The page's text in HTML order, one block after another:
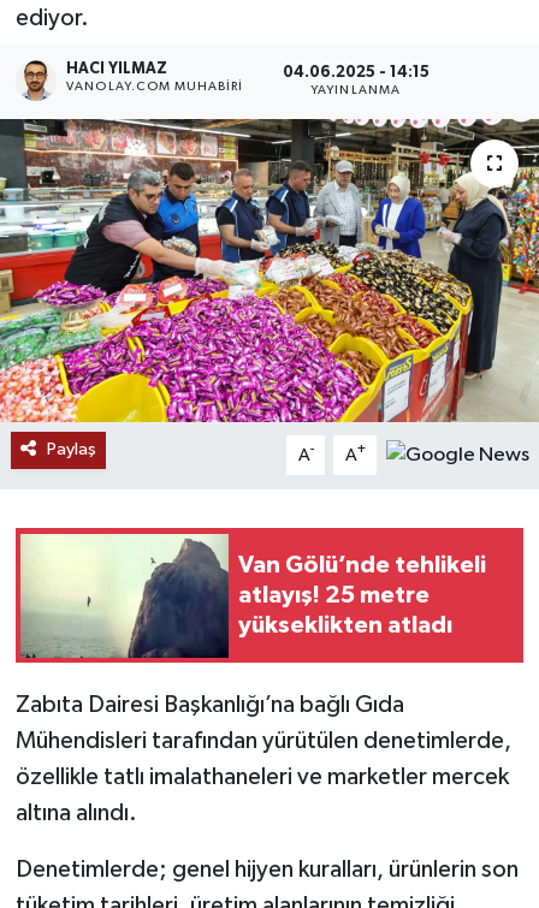
ediyor.
HACI YILMAZ
VANOLAY.COM MUHABIRI
04.06.2025 - 14:15
YAYINLANMA
Paylaş A- A+
Van Gölü’nde tehlikeli
atlayış! 25 metre
yükseklikten atladı
Zabıta Dairesi Başkanlığı’na bağlı Gıda
Mühendisleri tarafından yürütülen denetimlerde,
özellikle tatlı imalathaneleri ve marketler mercek
altına alındı.
Denetimlerde; genel hijyen kuralları, ürünlerin son
RESMİ İLANLAR